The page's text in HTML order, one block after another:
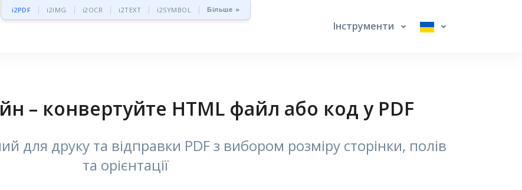
i2PDF i2IMG i2OCR i2TEXT i2SYMBOL Більше »
Інструменти
– конвертуйте HTML файл або код у PDF
для друку та відправки PDF з вибором розміру сторінки, полів
та орієнтації